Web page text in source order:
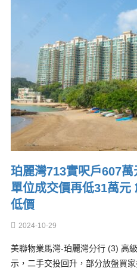
珀麗灣713實呎戶607
單位成交價再低31萬元
低價
2024-10-29
美聯物業馬灣-珀麗灣分行 (3) 高
示，二手交投回升，部分放盤買